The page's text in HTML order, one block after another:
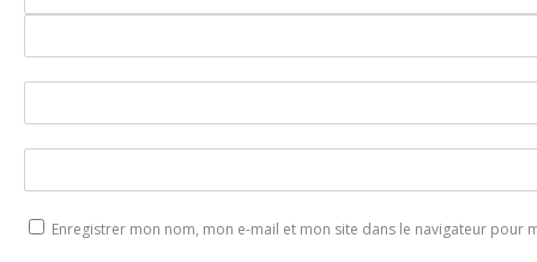
Enregistrer mon nom, mon e-mail et mon site dans le navigateur pour